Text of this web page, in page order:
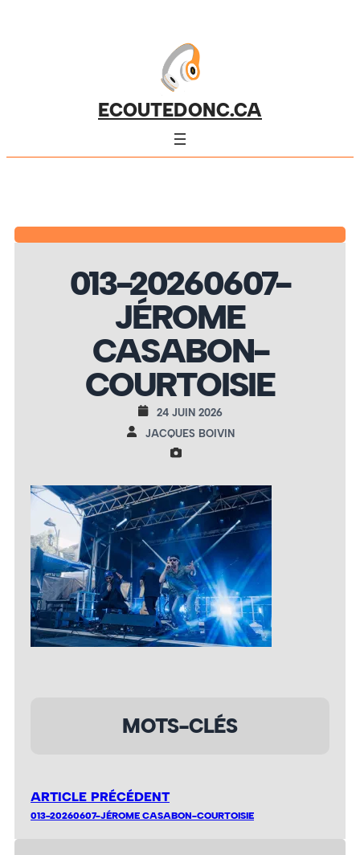
ECOUTEDONC.CA
013-20260607-
JÉROME
CASABON-
COURTOISIE
24 JUIN 2026
JACQUES BOIVIN
MOTS-CLÉS
ARTICLE PRÉCÉDENT
013-20260607-JÉROME CASABON-COURTOISIE